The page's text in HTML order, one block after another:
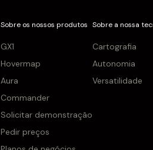
Sobre os nossos produtos
GX1
Hovermap
Aura
Commander
Solicitar demonstração
Pedir preços
Sobre a nossa
Cartografia
Autonomia
Versatilidade